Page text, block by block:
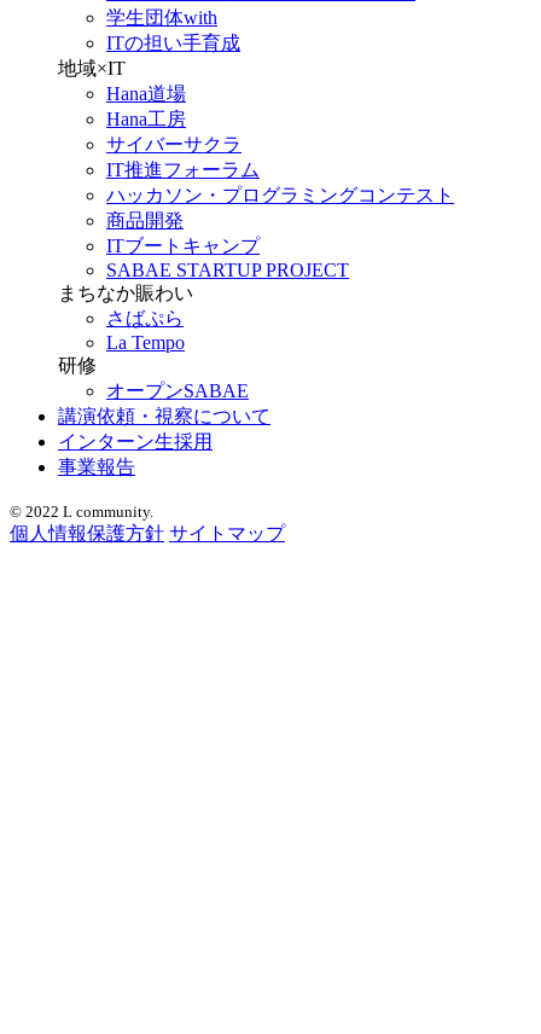
学生団体with
ITの担い手育成
地域×IT
Hana道場
Hana工房
サイバーサクラ
IT推進フォーラム
ハッカソン・プログラミングコンテスト
商品開発
ITブートキャンプ
SABAE STARTUP PROJECT
まちなか賑わい
さばぷら
La Tempo
研修
オープンSABAE
講演依頼・視察について
インターン生採用
事業報告
© 2022 L community.
個人情報保護方針 サイトマップ